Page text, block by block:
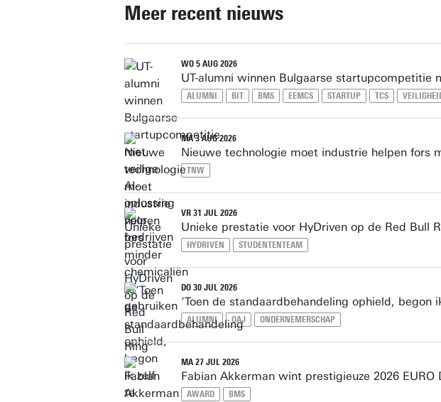
Meer recent nieuws
WO 5 AUG 2026
UT-alumni winnen Bulgaarse startupcompetitie
ALUMNI BIT BMS EEMCS STARTUP TCS
MA 3 AUG 2026
Nieuwe technologie moet industrie helpen fors
TNW
VR 31 JUL 2026
Unieke prestatie voor HyDriven op de Red Bull
HYDRIVEN STUDENTENTEAM
DO 30 JUL 2026
‘Toen de standaardbehandeling ophield, begon
ALUMNI OAJ ONDERNEMERSCHAP
MA 27 JUL 2026
Fabian Akkerman wint prestigieuze 2026
AWARD BMS